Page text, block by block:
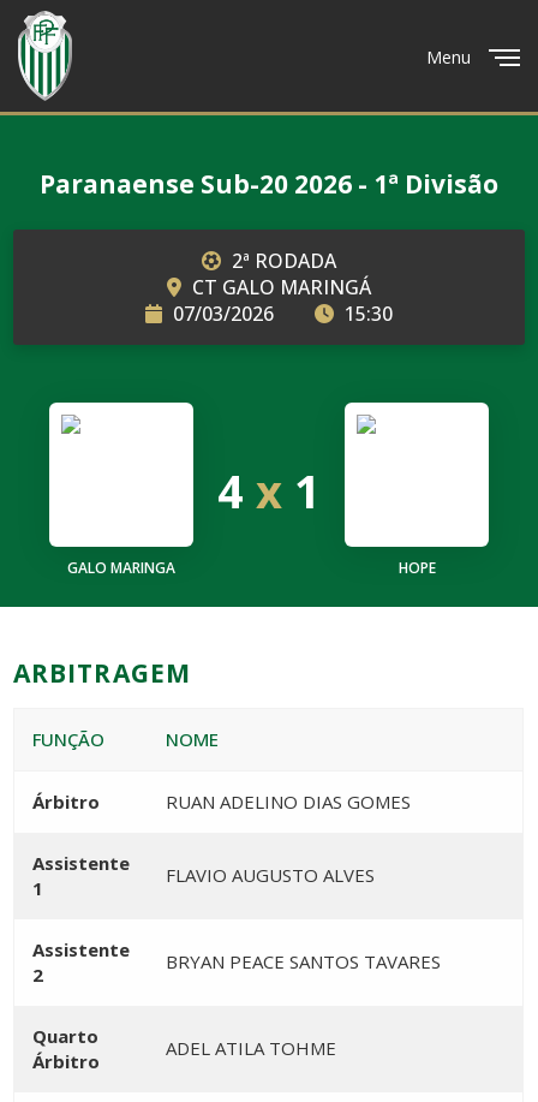
Menu
Paranaense Sub-20 2026 - 1ª Divisão
2ª RODADA
CT GALO MARINGÁ
07/03/2026
15:30
GALO MARINGA
4 x 1
HOPE
ARBITRAGEM
FUNÇÃO NOME
Árbitro RUAN ADELINO DIAS GOMES
Assistente
1
FLAVIO AUGUSTO ALVES
Assistente
2
BRYAN PEACE SANTOS TAVARES
Quarto
Árbitro
ADEL ATILA TOHME